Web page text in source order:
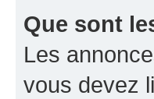
Que sont
Les
vous devez